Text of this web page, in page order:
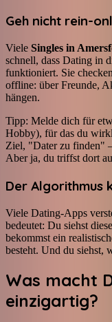
Geh nicht rein-
Viele Singles in
schnell, dass Dating in
funktioniert. Sie
offline: über Freunde,
hängen.
Tipp: Melde dich für
Hobby), für das du
Ziel, "Dater zu finden"
Aber ja, du triffst dort
Der Algorithmus
Viele Dating-Apps
bedeutet: Du siehst
bekommst ein
besteht. Und du siehst,
Was macht
einzigartig?